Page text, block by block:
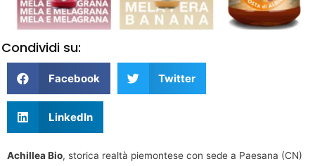
Condividi su:
Facebook Twitter
LinkedIn
Achillea Bio, storica realtà piemontese con sede a Paesana (CN)